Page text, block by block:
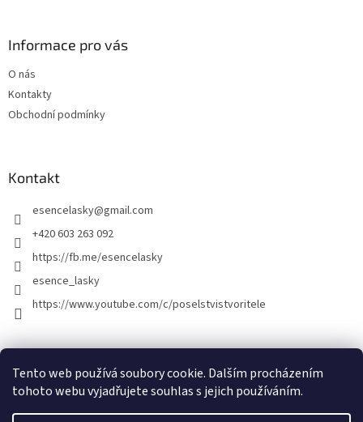
Tento web používá soubory cookie. Dalším procházením
tohoto webu vyjadřujete souhlas s jejich používáním.
Informace pro vás
O nás
Kontakty
Obchodní podmínky
Kontakt
esencelasky@gmail.com
+420 603 263 092
https://fb.me/esencelasky
esence_lasky
https://www.youtube.com/c/poselstvistvoritele